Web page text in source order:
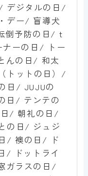
デジタルの日/
デー/ 盲導犬
倒予防の日/ t
ーの日/ トー
んの日/ 和太
トットの日）/
日/ JUJUの
日/ テンテの
/ 朝礼の日/
の日/ ジュジ
/ 襖の日/ ド
/ ドットライ
ガラスの日/